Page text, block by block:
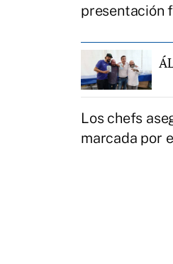
presentación
Los chefs
marcada por